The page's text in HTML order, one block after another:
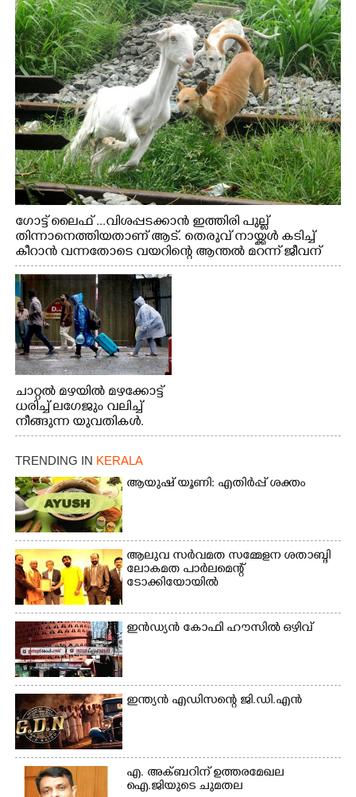
ഗോട്ട് ലൈഫ് ...വിശപ്പടക്കാൻ ഇത്തിരി പുല്ല്
തിന്നാനെത്തിയതാണ് ആട്. തെരുവ് നായ്ക്കൾ കടിച്ച്
കീറാൻ വന്നതോടെ വയറിന്റെ ആന്തൽ മറന്ന് ജീവന്
വേണ്ടിയായി ഓട്ടം. എറണാകുളം വാത്തുരുത്തിയിൽ
നിന്നുള്ള കാഴ്ച
ചാറ്റൽ മഴയിൽ മഴക്കോട്ട്
ധരിച്ച് ലഗേജും വലിച്ച്
നീങ്ങുന്ന യുവതികൾ.
എറണാകുളം മേനകയിൽ
നിന്നുള്ള കാഴ്ച
TRENDING IN KERALA
ആയുഷ് യൂണി: എതിർപ്പ് ശക്തം
ആലുവ സർവമത സമ്മേളന ശതാബ്ദി
ലോകമത പാർലമെന്റ്
ടോക്കിയോയിൽ
ഇൻഡ്യൻ കോഫി ഹൗസിൽ ഒഴിവ്
ഇന്ത്യൻ എഡിസന്റെ ജി.ഡി.എൻ
എ. അക്ബറിന് ഉത്തരമേഖല
ഐ.ജിയുടെ ചുമതല